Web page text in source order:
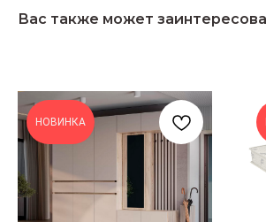
Вас также может
НОВИНКА